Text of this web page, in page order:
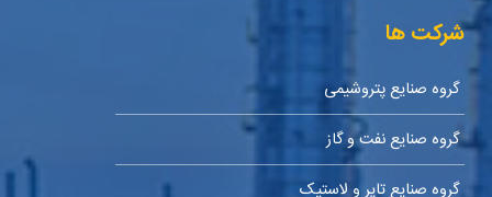
شرکت ها
گروه صنایع پتروشیمی
گروه صنایع نفت و گاز
گروه صنایع تایر و لاستیک